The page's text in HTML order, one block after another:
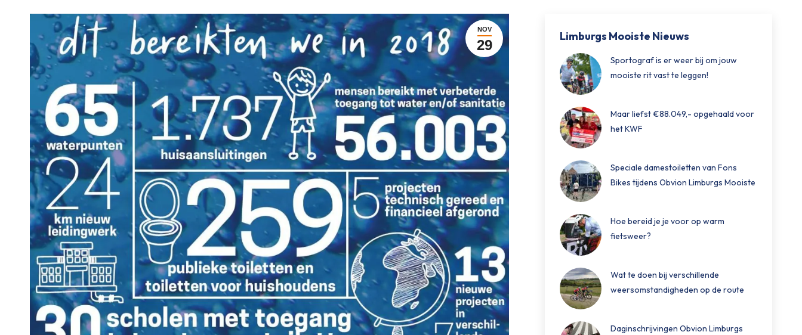
NOV
29
Limburgs Mooiste Nieuws
Sportograf is er weer bij om jouw
mooiste rit vast te leggen!
Maar liefst €88.049,- opgehaald voor
het KWF
Speciale damestoiletten van Fons
Bikes tijdens Obvion Limburgs Mooiste
Hoe bereid je je voor op warm
fietsweer?
Wat te doen bij verschillende
weersomstandigheden op de route
Daginschrijvingen Obvion Limburgs